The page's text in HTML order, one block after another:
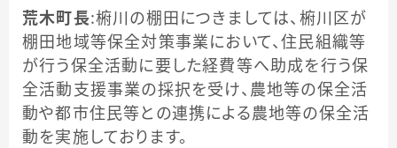
荒木町長：椨川の棚田につきましては、椨川区が
棚田地域等保全対策事業において、住民組織等
が行う保全活動に要した経費等へ助成を行う保
全活動支援事業の採択を受け、農地等の保全活
動や都市住民等との連携による農地等の保全活
動を実施しております。